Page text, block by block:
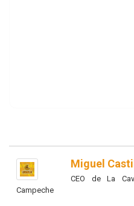
Miguel
CEO de La
Campeche